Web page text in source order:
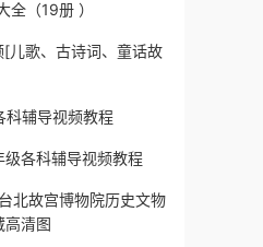
全（19册 ）
儿歌、古诗词、童话故
辅导视频教程
级各科辅导视频教程
北故宫博物院历史文物
高清图